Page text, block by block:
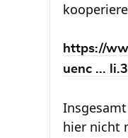
https://
uenc ...
hier nicht